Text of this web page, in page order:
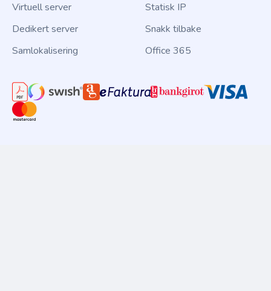
Virtuell server
Dedikert server
Samlokalisering
Statisk IP
Snakk tilbake
Office 365